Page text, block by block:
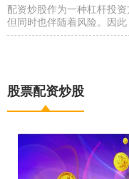
配资炒股作为一种杠杆投
但同时也伴随着风险。因此
在股票市场中，资金是制
说，想要获得更高的收益
股票配资炒股